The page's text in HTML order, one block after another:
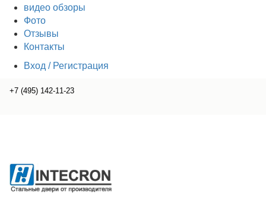
видео обзоры
Фото
Отзывы
Контакты
Вход / Регистрация
+7 (495) 142-11-23